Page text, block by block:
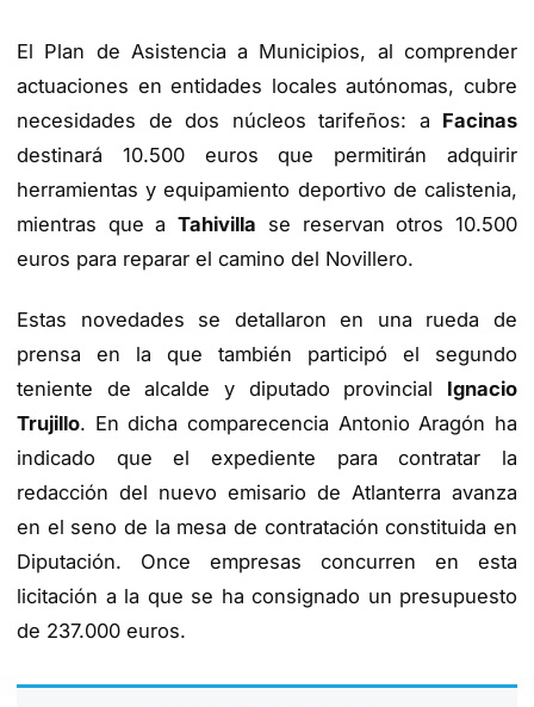
El Plan de Asistencia a Municipios, al comprender
actuaciones en entidades locales autónomas, cubre
necesidades de dos núcleos tarifeños: a Facinas
destinará 10.500 euros que permitirán adquirir
herramientas y equipamiento deportivo de calistenia,
mientras que aTahivilla se reservan otros 10.500
euros para reparar el camino del Novillero.
Estas novedades se detallaron en una rueda de
prensa en la que también participó el segundo
teniente de alcalde y diputado provincial Ignacio
Trujillo. En dicha comparecencia Antonio Aragón ha
indicado que el expediente para contratar la
redacción del nuevo emisario de Atlanterra avanza
en el seno de la mesa de contratación constituida en
Diputación. Once empresas concurren en esta
licitación a la que se ha consignado un presupuesto
de 237.000 euros.